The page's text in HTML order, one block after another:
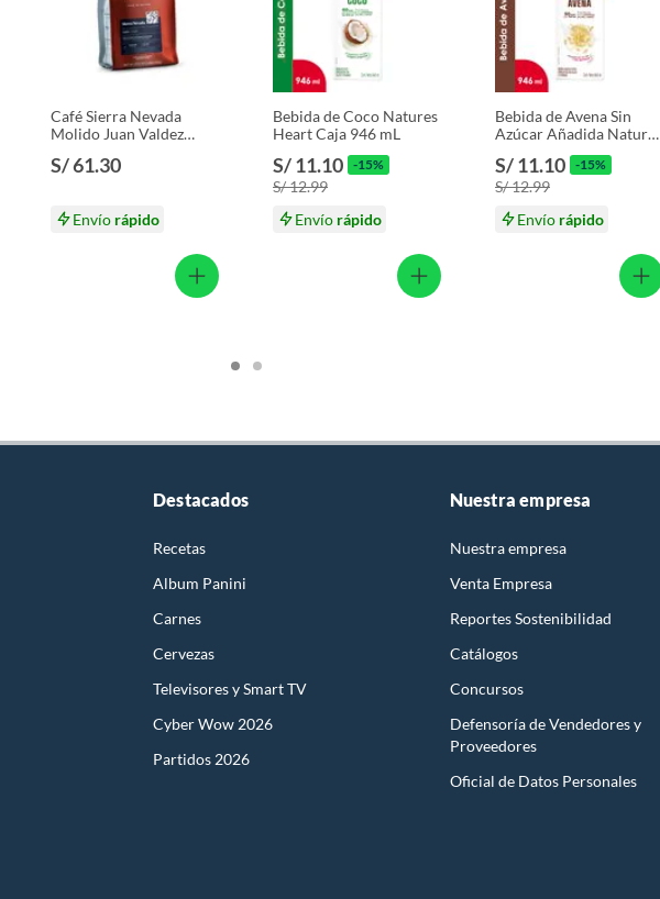
Café Sierra Nevada
Molido Juan Valdez
S/ 61.30
Envío rápido
Bebida de Coco Natures
Heart Caja 946 mL
S/ 11.10 -15%
S/ 12.99
Envío rápido
Bebida de Avena Sin
Azúcar Añadida Nature’s
Heart Botella 946 mL
S/ 11.10 -15%
S/ 12.99
Envío rápido
Destacados
Recetas
Album Panini
Carnes
Cervezas
Televisores y Smart TV
Cyber Wow 2026
Partidos 2026
Nuestra empresa
Nuestra empresa
Venta Empresa
Reportes Sostenibilidad
Catálogos
Concursos
Defensoría de Vendedores y
Proveedores
Oficial de Datos Personales